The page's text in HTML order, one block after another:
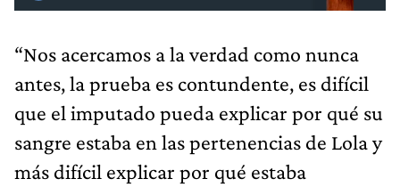
“Nos acercamos a la verdad como nunca
antes, la prueba es contundente, es difícil
que el imputado pueda explicar por qué su
sangre estaba en las pertenencias de Lola y
más difícil explicar por qué estaba